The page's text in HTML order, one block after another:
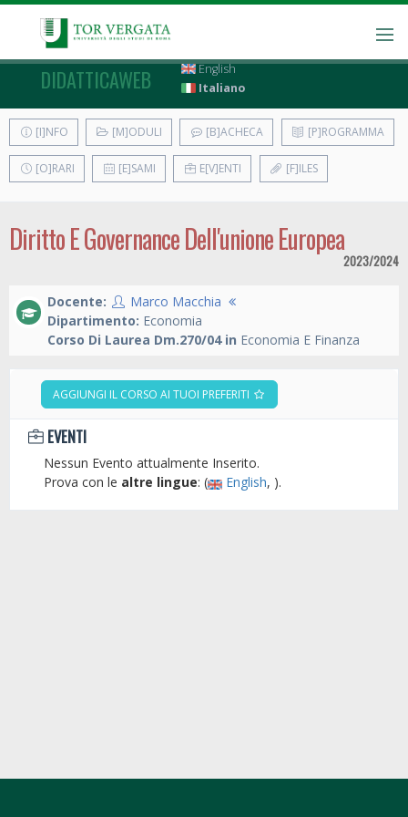
DIDATTICAWEB
English
Italiano
[I]NFO [M]ODULI [B]ACHECA [P]ROGRAMMA
[O]RARI [E]SAMI E[V]ENTI [F]ILES
Diritto E Governance Dell'unione Europea
2023/2024
Docente:
Marco Macchia
Dipartimento: Economia
Corso Di Laurea Dm.270/04 in Economia E Finanza
AGGIUNGI IL CORSO AI TUOI PREFERITI
EVENTI
Nessun Evento attualmente Inserito.
Prova con le altre lingue: ( English, ).